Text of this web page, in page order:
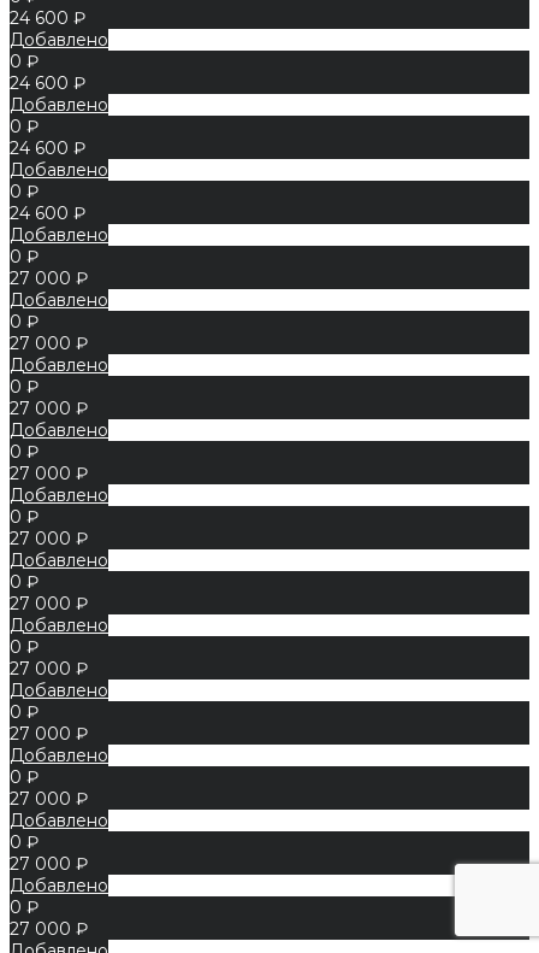
24 600 ₽
Добавлено
0 ₽
24 600 ₽
Добавлено
0 ₽
24 600 ₽
Добавлено
0 ₽
24 600 ₽
Добавлено
0 ₽
27 000 ₽
Добавлено
0 ₽
27 000 ₽
Добавлено
0 ₽
27 000 ₽
Добавлено
0 ₽
27 000 ₽
Добавлено
0 ₽
27 000 ₽
Добавлено
0 ₽
27 000 ₽
Добавлено
0 ₽
27 000 ₽
Добавлено
0 ₽
27 000 ₽
Добавлено
0 ₽
27 000 ₽
Добавлено
0 ₽
27 000 ₽
Добавлено
0 ₽
27 000 ₽